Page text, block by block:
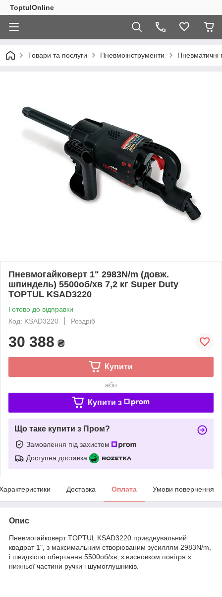
ToptulOnline
Товари та послуги Пневмоінструменти Пневматичні
Пневмогайковерт 1" 2983N/m (довж.
шпиндель) 5500об/хв 7,2 кг Super Duty
TOPTUL KSAD3220
Готово до відправки
Код: KSAD3220
Роздріб
30 388 ₴
Купити
або
Купити з
Що таке купити з Пром?
Замовлення під захистом
Доступна доставка
Доставка Оплата Умови повернення
Опис
Пневмогайковерт TOPTUL KSAD3220 приєднувальний
квадрат 1", з максимальним створюваним зусиллям 2983N/m,
і швидкістю обертання 5500об/хв, з висновком повітря з
нижньої частини ручки і шумоглушників.